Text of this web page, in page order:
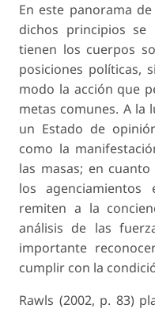
En este panorama
dichos principios
tienen los cuerpos
posiciones políticas,
modo la acción que
metas comunes. A la
un Estado de
como la
las masas; en
los agenciamientos
remiten a la
análisis de las
importante
cumplir con la
Rawls (2002, p. 83)